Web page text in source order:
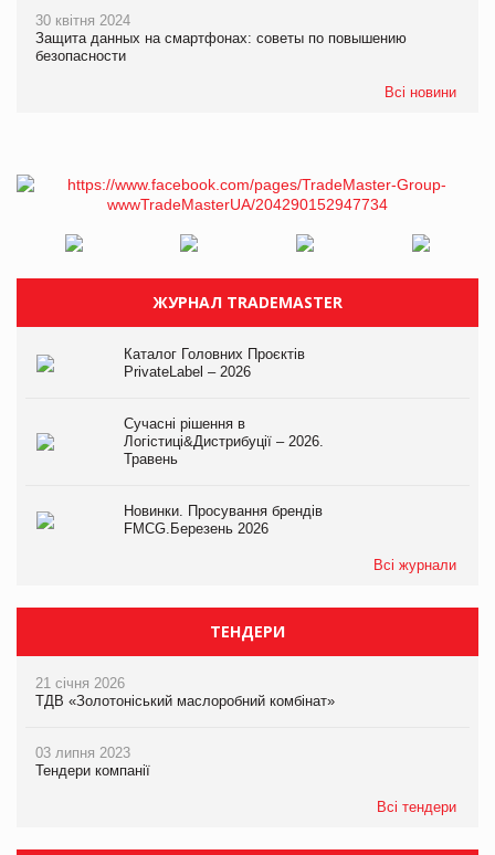
30 квітня 2024
Защита данных на смартфонах: советы по повышению
безопасности
Всі новини
ЖУРНАЛ TRADEMASTER
Каталог Головних Проєктів
PrivateLabel – 2026
Сучасні рішення в
Логістиці&Дистрибуції – 2026.
Травень
Новинки. Просування брендів
FMCG.Березень 2026
Всі журнали
ТЕНДЕРИ
21 січня 2026
ТДВ «Золотоніський маслоробний комбінат»
03 липня 2023
Тендери компанії
Всі тендери